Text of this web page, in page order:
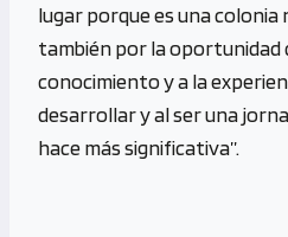
lugar porque es una
también por la oportunidad
conocimiento y a la
desarrollar y al ser una
hace más significativa”.